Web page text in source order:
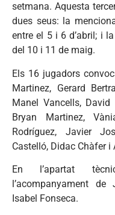
setmana. Aquesta
dues seus: la
entre el 5 i 6 d’abril; i
del 10 i 11 de maig.
Els 16 jugadors
Martinez, Gerard
Manel Vancells,
Bryan Martinez,
Rodríguez, Javier
Castelló, Didac Chàfer i
En l’apartat
l’acompanyament
Isabel Fonseca.